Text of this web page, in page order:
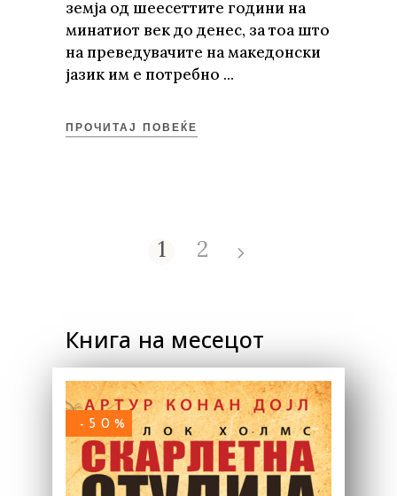
земја од шеесеттите години на
минатиот век до денес, за тоа што
на преведувачите на македонски
јазик им е потребно
ПРОЧИТАЈ ПОВЕЌЕ
1 2
Книга на месецот
-50%